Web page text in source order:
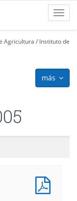
Agricultura / Instituto de
más